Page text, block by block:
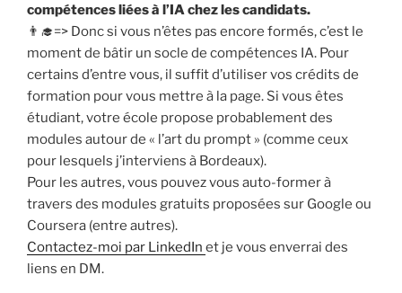
compétences liées à l’IA chez les candidats.
👨‍🎓=> Donc si vous n’êtes pas encore formés, c’est le
moment de bâtir un socle de compétences IA. Pour
certains d’entre vous, il suffit d’utiliser vos crédits de
formation pour vous mettre à la page. Si vous êtes
étudiant, votre école propose probablement des
modules autour de « l’art du prompt » (comme ceux
pour lesquels j’interviens à Bordeaux).
Pour les autres, vous pouvez vous auto-former à
travers des modules gratuits proposées sur Google ou
Coursera (entre autres).
Contactez-moi par LinkedIn et je vous enverrai des
liens en DM.